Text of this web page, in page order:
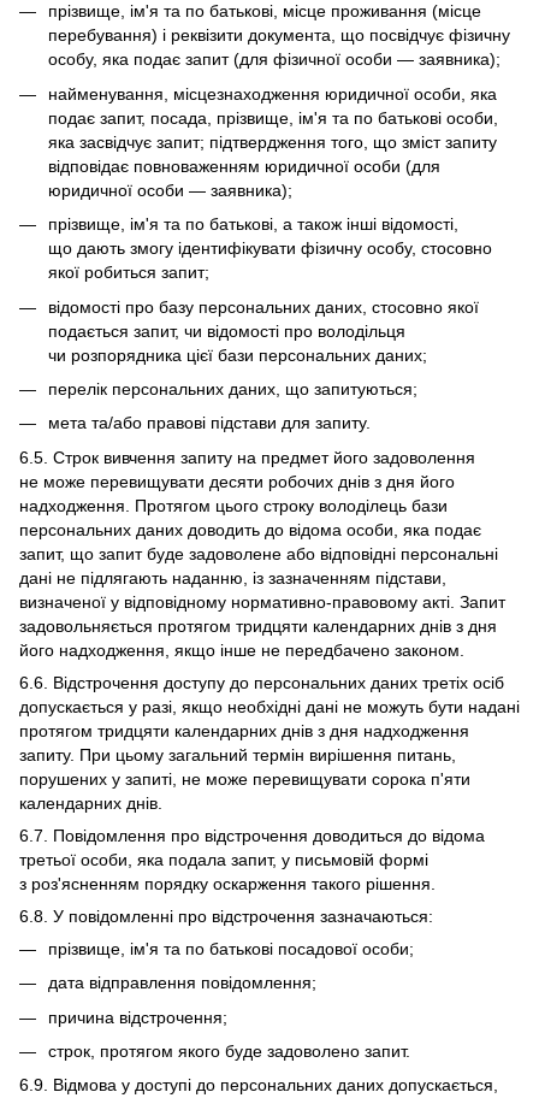
прізвище, ім'я та по батькові, місце проживання (місце
перебування) і реквізити документа, що посвідчує фізичну
особу, яка подає запит (для фізичної особи — заявника);
найменування, місцезнаходження юридичної особи, яка
подає запит, посада, прізвище, ім'я та по батькові особи,
яка засвідчує запит; підтвердження того, що зміст запиту
відповідає повноваженням юридичної особи (для
юридичної особи — заявника);
прізвище, ім'я та по батькові, а також інші відомості,
що дають змогу ідентифікувати фізичну особу, стосовно
якої робиться запит;
відомості про базу персональних даних, стосовно якої
подається запит, чи відомості про володільця
чи розпорядника цієї бази персональних даних;
перелік персональних даних, що запитуються;
мета та/або правові підстави для запиту.
6.5. Строк вивчення запиту на предмет його задоволення
не може перевищувати десяти робочих днів з дня його
надходження. Протягом цього строку володілець бази
персональних даних доводить до відома особи, яка подає
запит, що запит буде задоволене або відповідні персональні
дані не підлягають наданню, із зазначенням підстави,
визначеної у відповідному нормативно-правовому акті. Запит
задовольняється протягом тридцяти календарних днів з дня
його надходження, якщо інше не передбачено законом.
6.6. Відстрочення доступу до персональних даних третіх осіб
допускається у разі, якщо необхідні дані не можуть бути надані
протягом тридцяти календарних днів з дня надходження
запиту. При цьому загальний термін вирішення питань,
порушених у запиті, не може перевищувати сорока п'яти
календарних днів.
6.7. Повідомлення про відстрочення доводиться до відома
третьої особи, яка подала запит, у письмовій формі
з роз'ясненням порядку оскарження такого рішення.
6.8. У повідомленні про відстрочення зазначаються:
прізвище, ім'я та по батькові посадової особи;
дата відправлення повідомлення;
причина відстрочення;
строк, протягом якого буде задоволено запит.
6.9. Відмова у доступі до персональних даних допускається,